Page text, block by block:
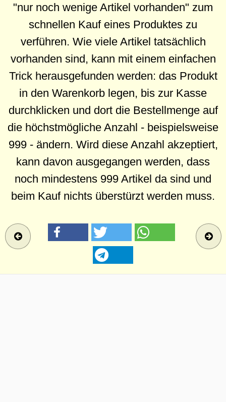
"nur noch wenige Artikel vorhanden" zum
schnellen Kauf eines Produktes zu
verführen. Wie viele Artikel tatsächlich
vorhanden sind, kann mit einem einfachen
Trick herausgefunden werden: das Produkt
in den Warenkorb legen, bis zur Kasse
durchklicken und dort die Bestellmenge auf
die höchstmögliche Anzahl - beispielsweise
999 - ändern. Wird diese Anzahl akzeptiert,
kann davon ausgegangen werden, dass
noch mindestens 999 Artikel da sind und
beim Kauf nichts überstürzt werden muss.